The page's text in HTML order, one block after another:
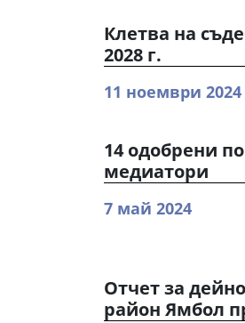
Клетва на
2028 г.
11 ноември 2024
14 одобрени
медиатори
7 май 2024
Отчет за
район Ямбол